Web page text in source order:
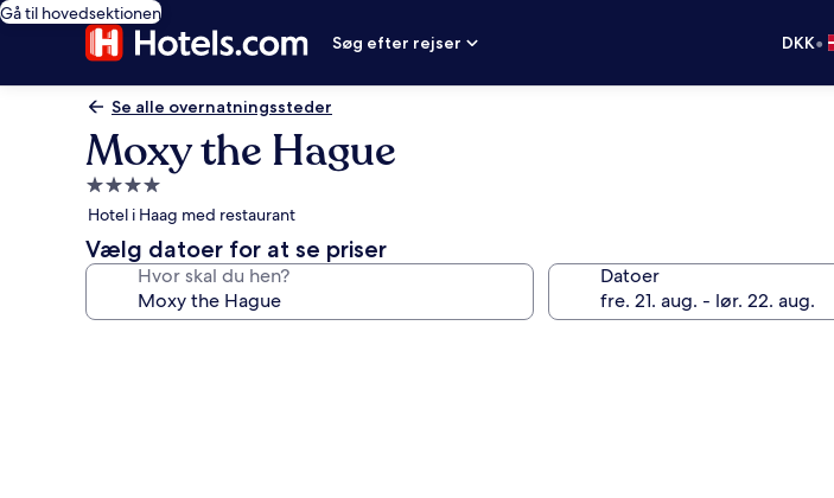
Gå til hovedsektionen
Søg efter rejser
DKK•
Se alle overnatningssteder
Moxy the Hague
4.0-
stjernet
overnatningssted
Hotel i Haag med restaurant
Vælg datoer for at se priser
Hvor skal du hen? Datoer